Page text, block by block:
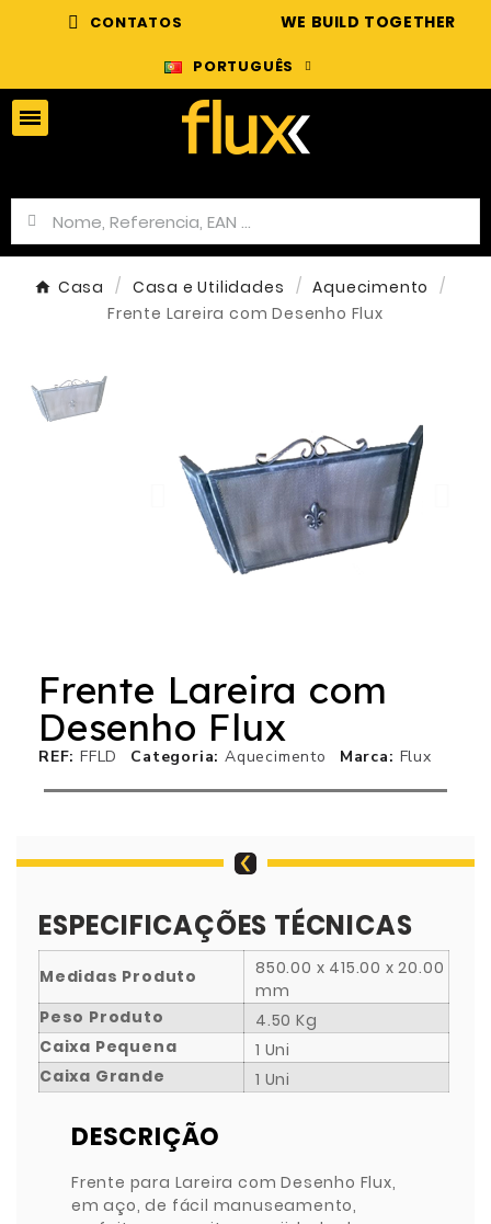
CONTATOS WE BUILD TOGETHER
PORTUGUÊS
Casa Casa e Utilidades
Aquecimento
Frente Lareira com Desenho Flux
Frente Lareira com
Desenho Flux
REF FFLD Categoria Aquecimento Marca Flux
ESPECIFICAÇÕES TÉCNICAS
Medidas Produto
850.00 x 415.00 x 20.00
mm
Peso Produto
4.50 Kg
Caixa Pequena
1 Uni
Caixa Grande
1 Uni
DESCRIÇÃO
Frente para Lareira com Desenho Flux,
em aço, de fácil manuseamento,